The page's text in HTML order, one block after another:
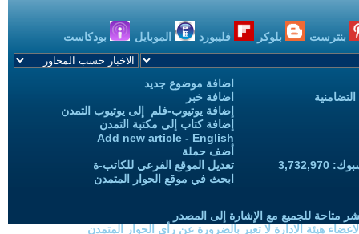
بنترست بلوكر فليبورد الموبايل بودكاست
اضافة موضوع جديد
اضافة خبر
إضافة يوتيوب-فلم إلى يوتيوب التمدن
إضافة كتاب إلى مكتبة التمدن
Add new article - English
أضف حملة
تعديل الموقع الفرعي للكاتب-ة
ابحث في موقع الحوار المتمدن
متاحة للجميع مع الإشارة إلى المصدر
هيئة الادارة لا تعبر بالضرورة عن رأي الحوار المتمدن